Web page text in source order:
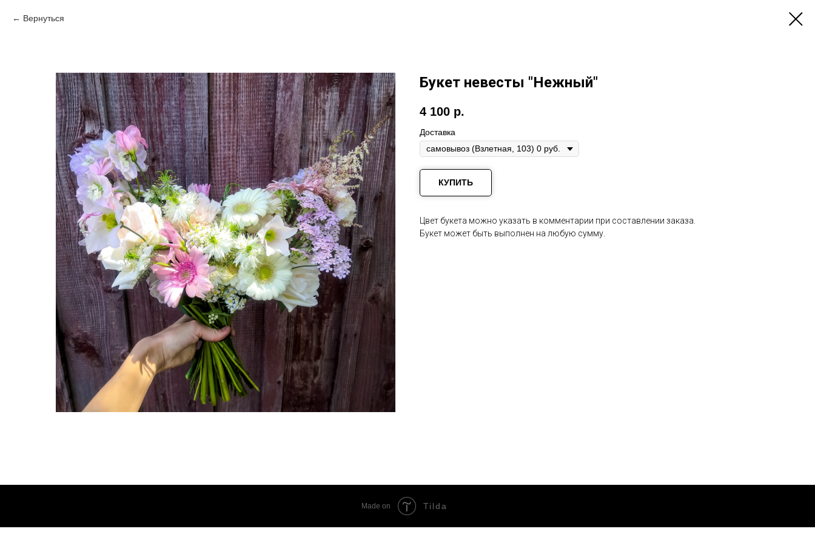
Вернуться
Букет невесты "Нежный"
4 100 р.
Доставка
КУПИТЬ
Цвет букета можно указать в комментарии при составлении заказа.
Букет может быть выполнен на любую сумму.
Made on Tilda